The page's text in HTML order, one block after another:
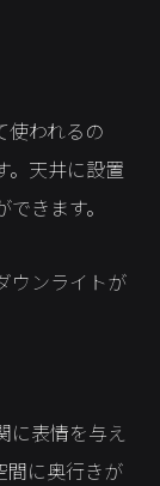
使われるの
。天井に設置
きます。
ウンライトが
に表情を与え
間に奥行きが